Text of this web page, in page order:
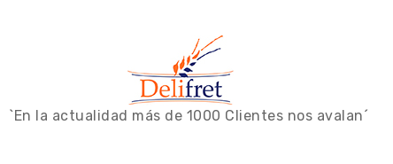
`En la actualidad más de 1000 Clientes nos avalan´